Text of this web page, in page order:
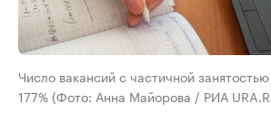
Число вакансий с частичной
177% (Фото: Анна Майорова / РИА